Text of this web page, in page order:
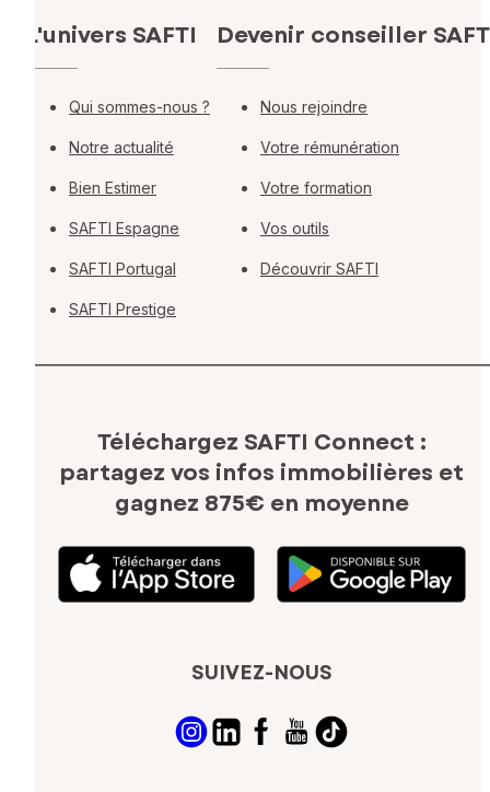
L'univers SAFTI
Qui sommes-nous ?
Notre actualité
Bien Estimer
SAFTI Espagne
SAFTI Portugal
SAFTI Prestige
Devenir conseiller
Nous rejoindre
Votre rémunération
Votre formation
Vos outils
Découvrir SAFTI
Téléchargez SAFTI Connect :
partagez vos infos immobilières et
gagnez 875€ en moyenne
SUIVEZ-NOUS